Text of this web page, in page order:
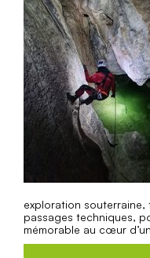
EN
exploration
passages techniques,
mémorable au cœur